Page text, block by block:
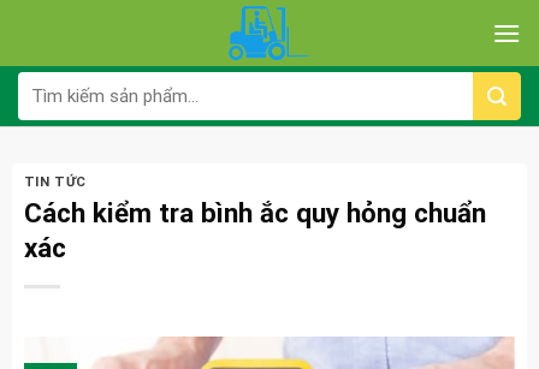
content
kiếm:
TIN TỨC
Cách kiểm tra bình ắc quy hỏng chuẩn
xác